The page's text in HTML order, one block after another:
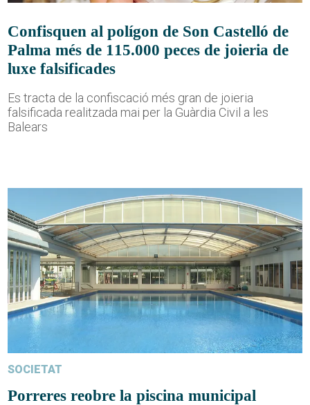
Confisquen al polígon de Son Castelló de
Palma més de 115.000 peces de joieria de
luxe falsificades
Es tracta de la confiscació més gran de joieria
falsificada realitzada mai per la Guàrdia Civil a les
Balears
SOCIETAT
Porreres reobre la piscina municipal